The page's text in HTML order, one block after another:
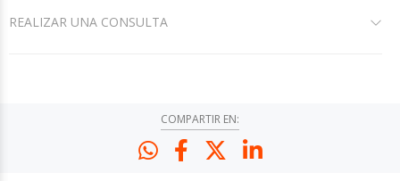
REALIZAR UNA CONSULTA
COMPARTIR EN: